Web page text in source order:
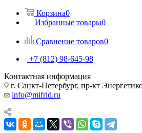
Корзина0
Избранные товары0
Сравнение товаров0
+7 (812) 98-645-98
Контактная информация
г. Санкт-Петербург, пр-кт
info@mifrid.ru